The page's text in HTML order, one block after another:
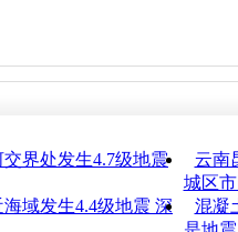
界处发生4.7级地震
云南
城区
域发生4.4级地震 深
混凝